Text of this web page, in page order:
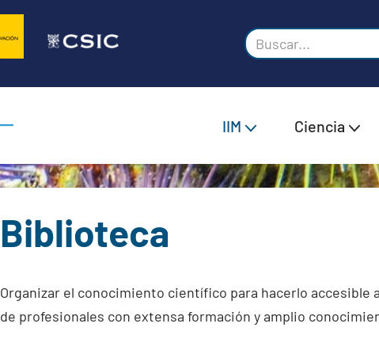
IIM Ciencia
Biblioteca
Organizar el conocimiento científico para hacerlo accesible
de profesionales con extensa formación y amplio